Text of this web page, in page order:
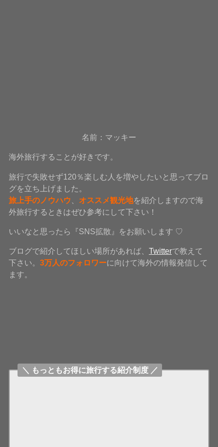
名前：マッキー
海外旅行することが好きです。
旅行で失敗せず120％楽しむ人を増やしたいと思ってブロ
グを立ち上げました。
旅上手のノウハウ
オススメ観光地を紹介しますので海
外旅行するときはぜひ参考にして下さい！
いいなと思ったら『SNS拡散』をお願いします ♡
ブログで紹介してほしい場所があれば、 Twitterで教えて
下さい。 3万人のフォロワーに向けて海外の情報発信して
ます。
＼ もっともお得に旅行する紹介制度 ／